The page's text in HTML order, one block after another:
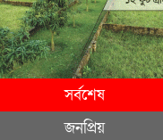
সর্বশেষ
জনপ্রিয়